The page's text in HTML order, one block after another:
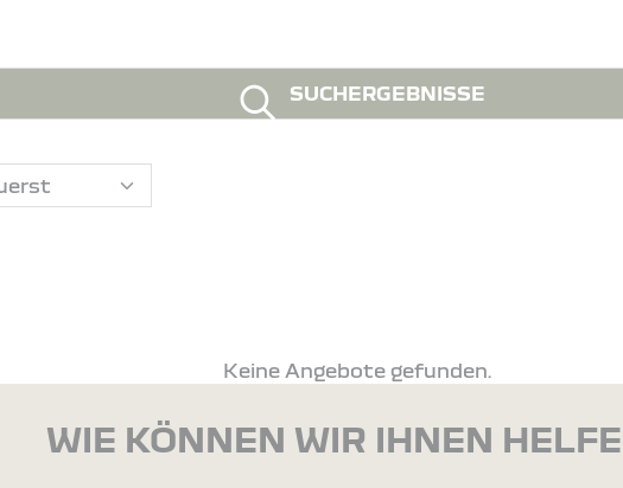
SUCHERGEBNISSE
Keine Angebote gefunden.
WIE KÖNNEN WIR IHNEN